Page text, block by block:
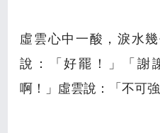
虛雲心中一酸，淚水
說：「好罷！」「謝
啊！」虛雲說：「不可